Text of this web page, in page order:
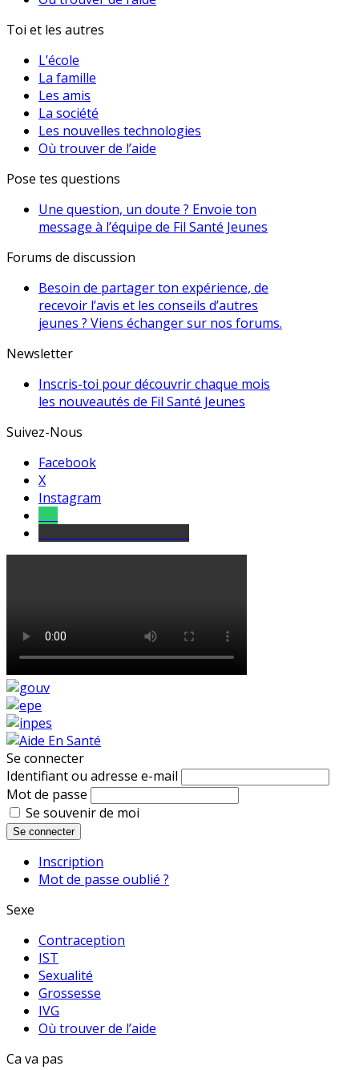
Toi et les autres
L’école
La famille
Les amis
La société
Les nouvelles technologies
Où trouver de l’aide
Pose tes questions
Une question, un doute ? Envoie ton
message à l’équipe de Fil Santé Jeunes
Forums de discussion
Besoin de partager ton expérience, de
recevoir l’avis et les conseils d’autres
jeunes ? Viens échanger sur nos forums.
Newsletter
Inscris-toi pour découvrir chaque mois
les nouveautés de Fil Santé Jeunes
Suivez-Nous
Facebook
X
Instagram
Se connecter
Identifiant ou adresse e-mail
Mot de passe
Se souvenir de moi
Se connecter
Inscription
Mot de passe oublié ?
Sexe
Contraception
IST
Sexualité
Grossesse
IVG
Où trouver de l’aide
Ca va pas